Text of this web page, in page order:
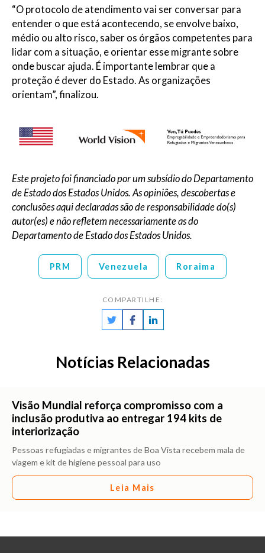
“O protocolo de atendimento vai ser conversar para
entender o que está acontecendo, se envolve baixo,
médio ou alto risco, saber os órgãos competentes para
lidar com a situação, e orientar esse migrante sobre
onde buscar ajuda. É importante lembrar que a
proteção é dever do Estado. As organizações
orientam”, finalizou.
Este projeto foi financiado por um subsídio do Departamento
de Estado dos Estados Unidos. As opiniões, descobertas e
conclusões aqui declaradas são de responsabilidade do(s)
autor(es) e não refletem necessariamente as do
Departamento de Estado dos Estados Unidos.
PRM Venezuela Roraima
COMPARTILHE:
Notícias Relacionadas
Visão Mundial reforça compromisso com a
inclusão produtiva ao entregar 194 kits de
interiorização
Pessoas refugiadas e migrantes de Boa Vista recebem mala de
viagem e kit de higiene pessoal para uso
Leia Mais